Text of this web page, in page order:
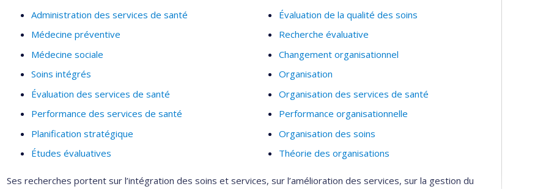
Administration des services de santé
Médecine préventive
Médecine sociale
Soins intégrés
Évaluation des services de santé
Performance des services de santé
Planification stratégique
Études évaluatives
Évaluation de la qualité des soins
Recherche évaluative
Changement organisationnel
Organisation
Organisation des services de santé
Performance organisationnelle
Organisation des soins
Théorie des organisations
Ses recherches portent sur l’intégration des soins et services, sur l’amélioration des services, sur la gestion du